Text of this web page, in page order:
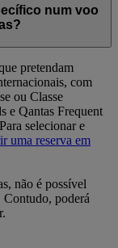
da Emirates,
na Austrália,
num voo
pretendam
com
ou Classe
e Qantas Frequent
selecionar e
uma reserva em
não é possível
Contudo, poderá